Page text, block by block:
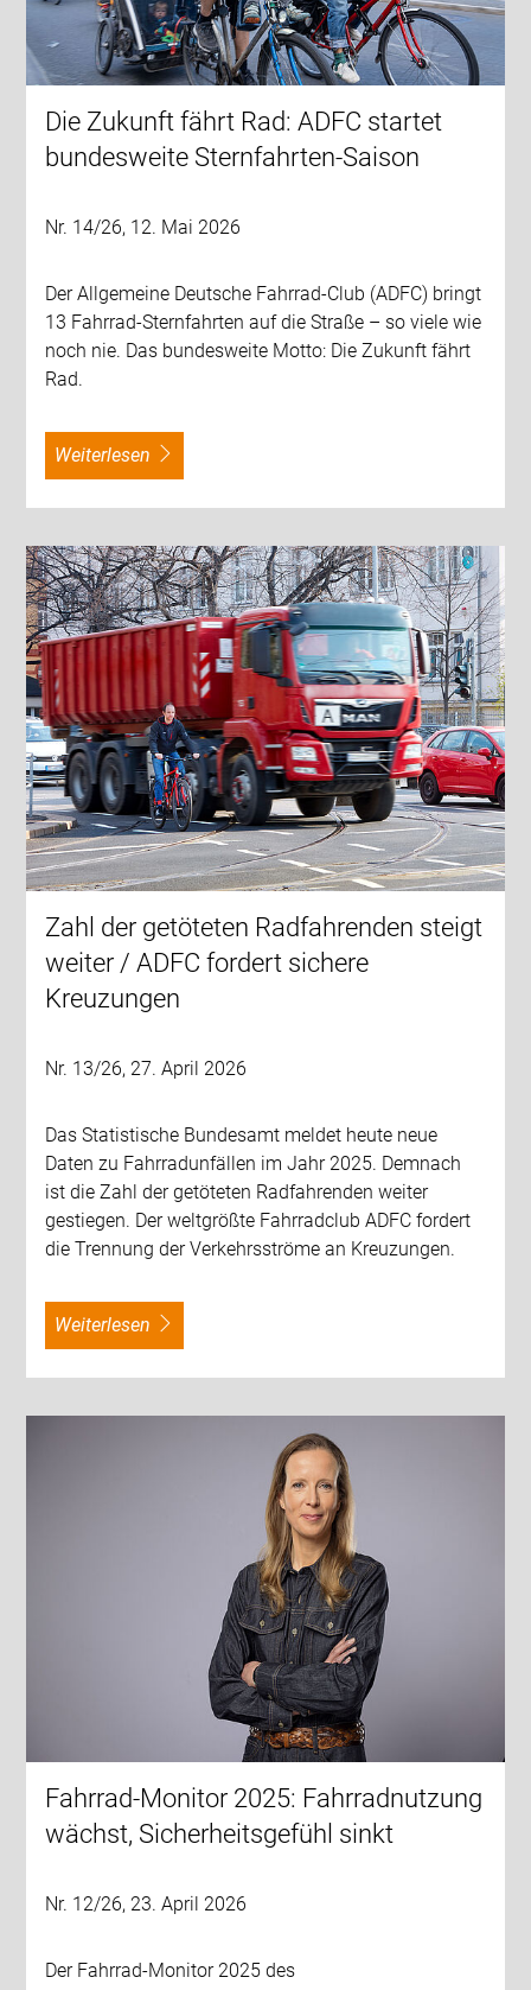
Die Zukunft fährt Rad: ADFC startet
bundesweite Sternfahrten-Saison
Nr. 14/26, 12. Mai 2026
Der Allgemeine Deutsche Fahrrad-Club (ADFC) bringt
13 Fahrrad-Sternfahrten auf die Straße – so viele wie
noch nie. Das bundesweite Motto: Die Zukunft fährt
Rad.
weiterlesen
Zahl der getöteten Radfahrenden steigt
weiter / ADFC fordert sichere
Kreuzungen
Nr. 13/26, 27. April 2026
Das Statistische Bundesamt meldet heute neue
Daten zu Fahrradunfällen im Jahr 2025. Demnach
ist die Zahl der getöteten Radfahrenden weiter
gestiegen. Der weltgrößte Fahrradclub ADFC fordert
die Trennung der Verkehrsströme an Kreuzungen.
weiterlesen
Fahrrad-Monitor 2025: Fahrradnutzung
wächst, Sicherheitsgefühl sinkt
Nr. 12/26, 23. April 2026
Der Fahrrad-Monitor 2025 des